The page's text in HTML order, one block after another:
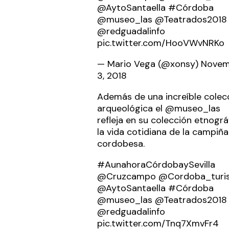
@AytoSantaella #Córdoba
@museo_las @Teatrados2018
@redguadalinfo
pic.twitter.com/HooVWvNRKo
— Mario Vega (@xonsy)
3, 2018
Además de una increíble
arqueológica el @museo_las
refleja en su colección
la vida cotidiana de la campiña
cordobesa.
#AunahoraCórdobaySevilla
@Cruzcampo
@AytoSantaella #Córdoba
@museo_las @Teatrados2018
@redguadalinfo
pic.twitter.com/Tnq7XmvFr4